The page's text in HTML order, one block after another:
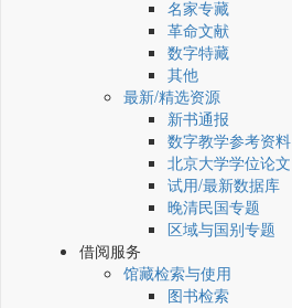
名家专藏
革命文献
数字特藏
其他
最新/精选资源
新书通报
数字教学参考资料
北京大学学位论文
试用/最新数据库
晚清民国专题
区域与国别专题
借阅服务
馆藏检索与使用
图书检索